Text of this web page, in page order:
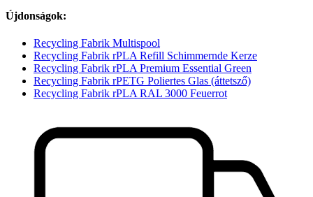
Újdonságok:
Recycling Fabrik Multispool
Recycling Fabrik rPLA Refill Schimmernde Kerze
Recycling Fabrik rPLA Premium Essential Green
Recycling Fabrik rPETG Poliertes Glas (áttetsző)
Recycling Fabrik rPLA RAL 3000 Feuerrot